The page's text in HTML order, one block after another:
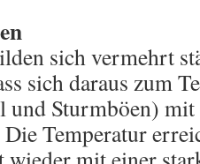
sich vermehrt
sich daraus zum
und Sturmböen)
Temperatur